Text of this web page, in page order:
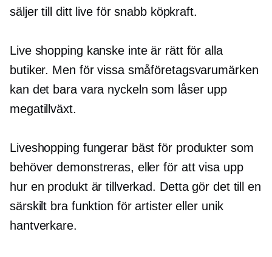
säljer till ditt live för snabb köpkraft.
Live shopping kanske inte är rätt för alla
butiker. Men för vissa småföretagsvarumärken
kan det bara vara nyckeln som låser upp
megatillväxt.
Liveshopping fungerar bäst för produkter som
behöver demonstreras, eller för att visa upp
hur en produkt är tillverkad. Detta gör det till en
särskilt bra funktion för artister eller unik
hantverkare.